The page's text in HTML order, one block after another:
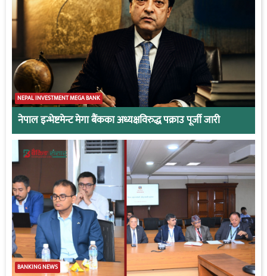
NEPAL INVESTMENT MEGA BANK
नेपाल इन्भेष्टमेन्ट मेगा बैंकका अध्यक्षविरुद्ध पक्राउ पूर्जी जारी
BANKING NEWS